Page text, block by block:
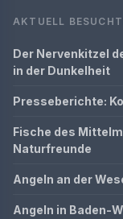
AKTUELL
Der Nervenkitzel
in der Dunkelheit
Presseberichte:
Fische des
Naturfreunde
Angeln an der
Angeln in Baden-